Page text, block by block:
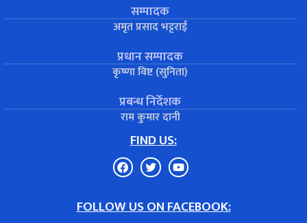
सम्पादक
अमृत प्रसाद भट्टराई
प्रधान सम्पादक
कृष्णा विष्ट (सुनिता)
प्रबन्ध निर्देशक
राम कुमार दानी
FIND US:
FOLLOW US ON FACEBOOK: